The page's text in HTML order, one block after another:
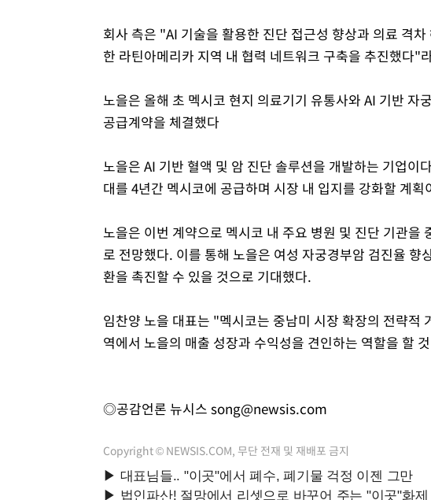
회사 측은 "AI 기술을 활용한 진단 접근성 향상과 의료 격
한 라틴아메리카 지역 내 협력 네트워크 구축을 추진했다"
노을은 올해 초 멕시코 현지 의료기기 유통사와 AI 기반
공급계약을 체결했다
노을은 AI 기반 혈액 및 암 진단 솔루션을 개발하는 기업이
대를 4년간 멕시코에 공급하며 시장 내 입지를 강화할 계
노을은 이번 계약으로 멕시코 내 주요 병원 및 진단 기관을
로 전망했다. 이를 통해 노을은 여성 자궁경부암 검진율 향
환을 촉진할 수 있을 것으로 기대했다.
임찬양 노을 대표는 "멕시코는 중남미 시장 확장의 전략적
역에서 노을의 매출 성장과 수익성을 견인하는 역할을 할
◎공감언론 뉴시스 song@newsis.com
Copyright © NEWSIS.COM, 무단 전재 및 재배포 금지